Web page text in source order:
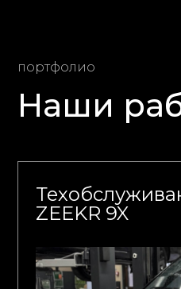
Наши
портфолио
ZEEKR 9X